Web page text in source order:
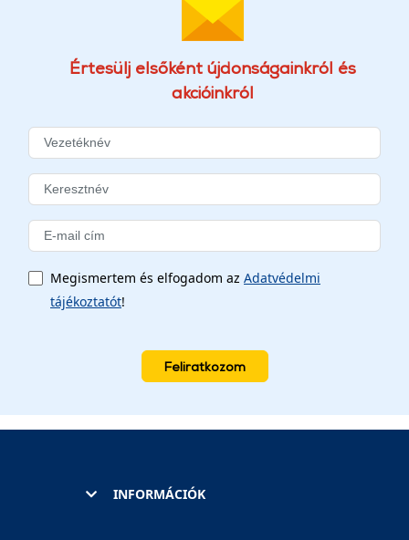
Értesülj elsőként újdonságainkról és
akcióinkról
Megismertem és elfogadom az Adatvédelmi
tájékoztatót!
Feliratkozom
INFORMÁCIÓK